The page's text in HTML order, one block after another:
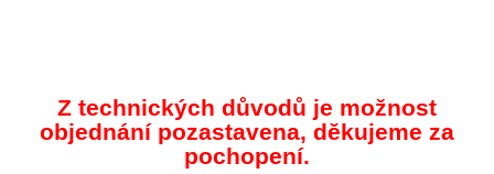
Z technických důvodů je možnost
objednání pozastavena, děkujeme za
pochopení.